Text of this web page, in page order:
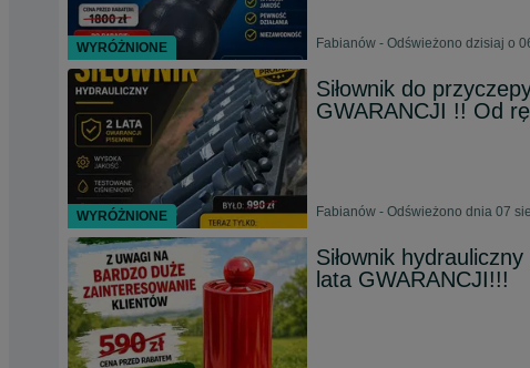
Fabianów - Odświeżono dzisiaj o
Siłownik do
GWARANCJI !! Od
Fabianów - Odświeżono dnia 07
Siłownik
lata GWARANCJI!!!
WYRÓŻNIONE
WYRÓŻNIONE